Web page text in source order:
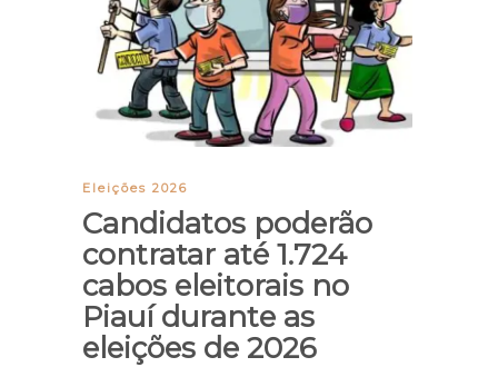
Eleições 2026
Candidatos poderão
contratar até 1.724
cabos eleitorais no
Piauí durante as
eleições de 2026